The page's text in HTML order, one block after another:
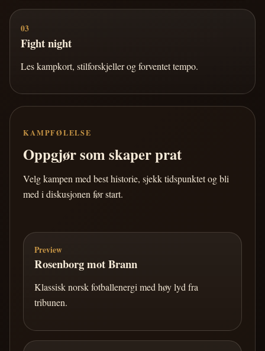
03
Fight night
Les kampkort, stilforskjeller og forventet tempo.
KAMPFØLELSE
Oppgjør som skaper prat
Velg kampen med best historie, sjekk tidspunktet og bli
med i diskusjonen før start.
Preview
Rosenborg mot Brann
Klassisk norsk fotballenergi med høy lyd fra
tribunen.